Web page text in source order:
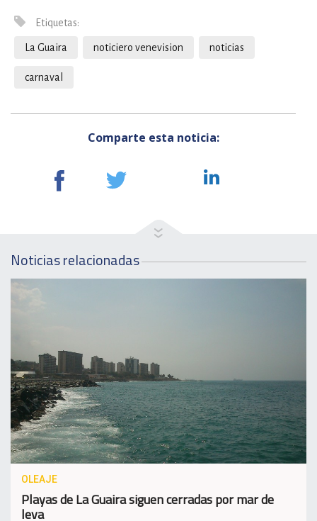
Etiquetas:
La Guaira noticiero venevision noticias
carnaval
Comparte esta noticia:
Noticias relacionadas
OLEAJE
Playas de La Guaira siguen cerradas por mar de
leva